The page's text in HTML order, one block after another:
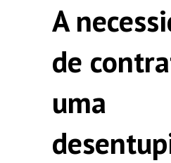
A
de
uma